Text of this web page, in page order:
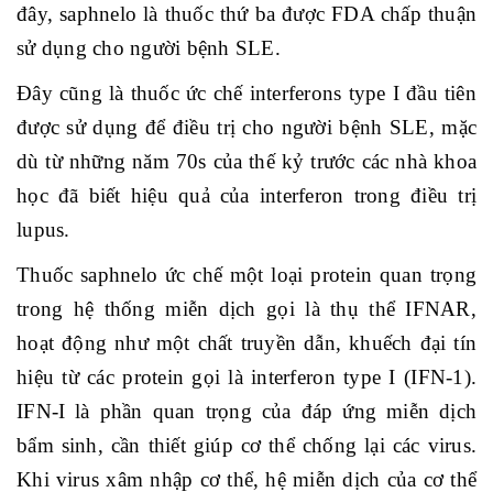
đây, saphnelo là thuốc thứ ba được FDA chấp thuận
sử dụng cho người bệnh SLE.
Đây cũng là thuốc ức chế interferons type I đầu tiên
được sử dụng để điều trị cho người bệnh SLE, mặc
dù từ những năm 70s của thế kỷ trước các nhà khoa
học đã biết hiệu quả của interferon trong điều trị
lupus.
Thuốc saphnelo ức chế một loại protein quan trọng
trong hệ thống miễn dịch gọi là thụ thể IFNAR,
hoạt động như một chất truyền dẫn, khuếch đại tín
hiệu từ các protein gọi là interferon type I (IFN-1).
IFN-I là phần quan trọng của đáp ứng miễn dịch
bẩm sinh, cần thiết giúp cơ thể chống lại các virus.
Khi virus xâm nhập cơ thể, hệ miễn dịch của cơ thể